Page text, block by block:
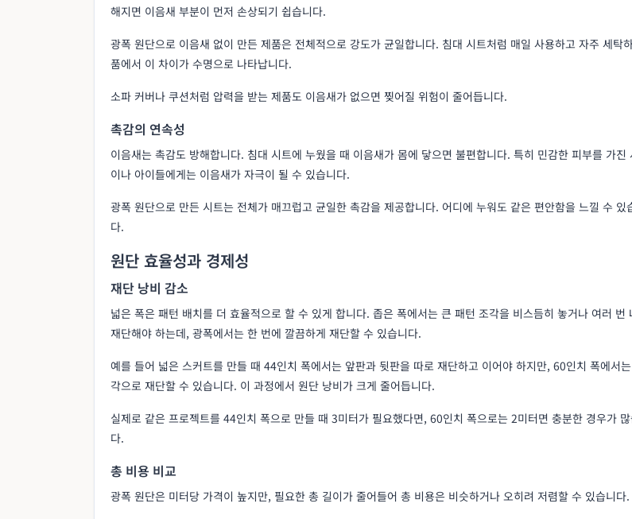
해지면 이음새 부분이 먼저 손상되기 쉽습니다.
광폭 원단으로 이음새 없이 만든 제품은 전체적으로 강도가 균일합니다. 침대 시트처럼 매일 사용하고 자주 세탁
품에서 이 차이가 수명으로 나타납니다.
소파 커버나 쿠션처럼 압력을 받는 제품도 이음새가 없으면 찢어질 위험이 줄어듭니다.
촉감의 연속성
이음새는 촉감도 방해합니다. 침대 시트에 누웠을 때 이음새가 몸에 닿으면 불편합니다. 특히 민감한 피부를 가진
이나 아이들에게는 이음새가 자극이 될 수 있습니다.
광폭 원단으로 만든 시트는 전체가 매끄럽고 균일한 촉감을 제공합니다. 어디에 누워도 같은 편안함을 느낄 수 있
다.
원단 효율성과 경제성
재단 낭비 감소
넓은 폭은 패턴 배치를 더 효율적으로 할 수 있게 합니다. 좁은 폭에서는 큰 패턴 조각을 비스듬히 놓거나 여러 번
재단해야 하는데, 광폭에서는 한 번에 깔끔하게 재단할 수 있습니다.
예를 들어 넓은 스커트를 만들 때 44인치 폭에서는 앞판과 뒷판을 따로 재단하고 이어야 하지만, 60인치 폭에서
각으로 재단할 수 있습니다. 이 과정에서 원단 낭비가 크게 줄어듭니다.
실제로 같은 프로젝트를 44인치 폭으로 만들 때 3미터가 필요했다면, 60인치 폭으로는 2미터면 충분한 경우가 많
다.
총 비용 비교
광폭 원단은 미터당 가격이 높지만, 필요한 총 길이가 줄어들어 총 비용은 비슷하거나 오히려 저렴할 수 있습니다.